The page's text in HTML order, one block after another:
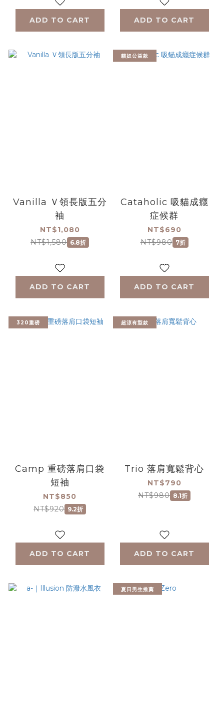
ADD TO CART ADD TO CART
Vanilla Ｖ領長版五分
袖
NT$1,080
NT$1,580 6.8折
ADD TO CART
貓奴公益款
Cataholic 吸貓成癮
症候群
NT$690
NT$980 7折
ADD TO CART
320重磅
Camp 重磅落肩口袋
短袖
NT$850
NT$920 9.2折
ADD TO CART
超涼有型款
Trio 落肩寬鬆背心
NT$790
NT$980 8.1折
ADD TO CART
夏日男生推薦